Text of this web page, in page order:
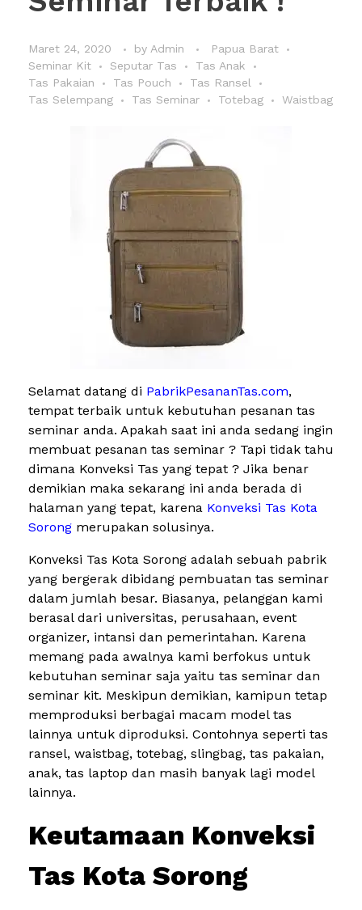
Maret 24, 2020 by Admin
Papua Barat
Seminar Kit
Seputar Tas
Tas Anak
Tas Pakaian
Tas Pouch
Tas Ransel
Tas Selempang
Tas Seminar Totebag Waistbag
Selamat datang di PabrikPesananTas.com,
tempat terbaik untuk kebutuhan pesanan tas
seminar anda. Apakah saat ini anda sedang ingin
membuat pesanan tas seminar ? Tapi tidak tahu
dimana Konveksi Tas yang tepat ? Jika benar
demikian maka sekarang ini anda berada di
halaman yang tepat, karena Konveksi Tas Kota
Sorong merupakan solusinya.
Konveksi Tas Kota Sorong adalah sebuah pabrik
yang bergerak dibidang pembuatan tas seminar
dalam jumlah besar. Biasanya, pelanggan kami
berasal dari universitas, perusahaan, event
organizer, intansi dan pemerintahan. Karena
memang pada awalnya kami berfokus untuk
kebutuhan seminar saja yaitu tas seminar dan
seminar kit. Meskipun demikian, kamipun tetap
memproduksi berbagai macam model tas
lainnya untuk diproduksi. Contohnya seperti tas
ransel, waistbag, totebag, slingbag, tas pakaian,
anak, tas laptop dan masih banyak lagi model
lainnya.
Keutamaan Konveksi
Tas Kota Sorong